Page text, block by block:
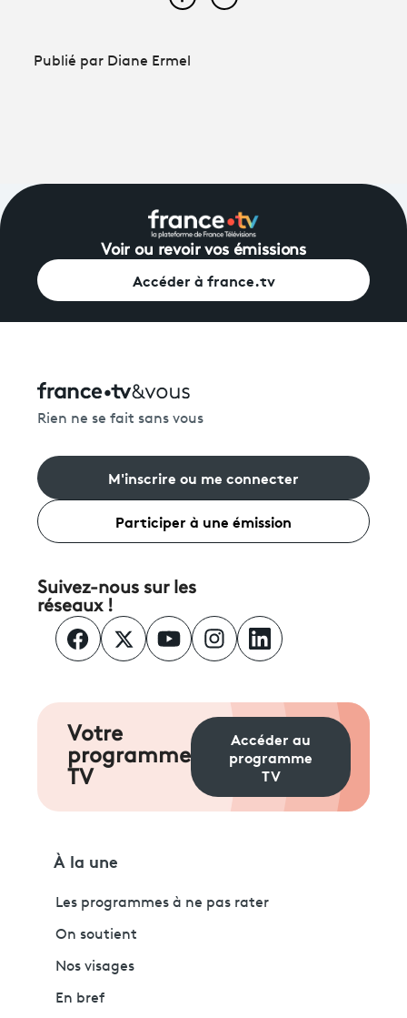
Partager cet article sur
Partager cet article sur
Publié par Diane Ermel
Voir ou revoir vos émissions
Accéder à france.tv
Rien ne se fait sans vous
M'inscrire ou me connecter
Participer à une émission
Suivez-nous sur les
réseaux !
Votre
programme
TV
Accéder au
programme
TV
À la une
Les programmes à ne pas rater
On soutient
Nos visages
En bref